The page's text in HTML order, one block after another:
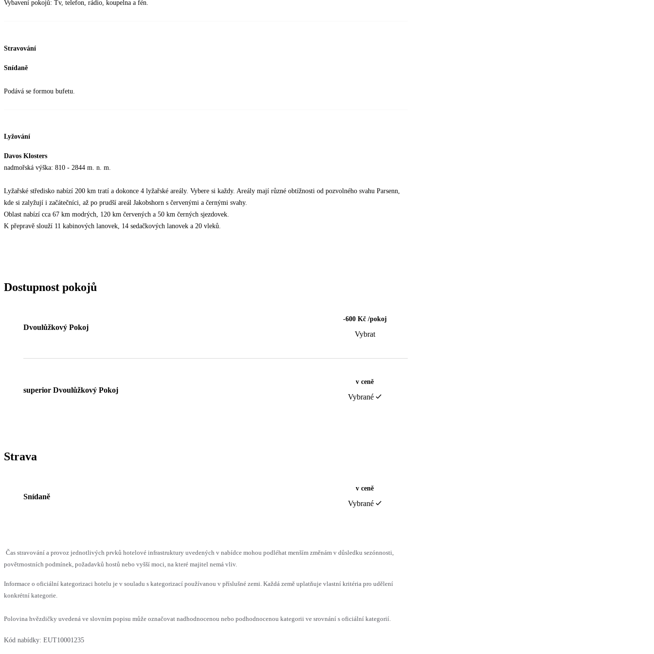
Vybavení pokojů: Tv, telefon, rádio, koupelna a fén.
Stravování
Snídaně
Podává se formou bufetu.
Lyžování
Davos Klosters
nadmořská výška: 810 - 2844 m. n. m.
Lyžařské středisko nabízí 200 km tratí a dokonce 4 lyžařské areály. Vybere si každy. Areály mají různé obtížnosti od pozvolného svahu Parsenn,
kde si zalyžují i začátečníci, až po prudší areál Jakobshorn s červenými a černými svahy.
Oblast nabízí cca 67 km modrých, 120 km červených a 50 km černých sjezdovek.
K přepravě slouží 11 kabinových lanovek, 14 sedačkových lanovek a 20 vleků.
Dostupnost pokojů
Dvoulůžkový Pokoj
-600 Kč /pokoj
Vybrat
superior Dvoulůžkový Pokoj
v ceně
Vybrané
Strava
Snídaně
v ceně
Vybrané
Čas stravování a provoz jednotlivých prvků hotelové infrastruktury uvedených v nabídce mohou podléhat menším změnám v důsledku sezónnosti,
povětrnostních podmínek, požadavků hostů nebo vyšší moci, na které majitel nemá vliv.
Informace o oficiální kategorizaci hotelu je v souladu s kategorizací používanou v příslušné zemi. Každá země uplatňuje vlastní kritéria pro udělení
konkrétní kategorie.
Polovina hvězdičky uvedená ve slovním popisu může označovat nadhodnocenou nebo podhodnocenou kategorii ve srovnání s oficiální kategorií.
Kód nabídky: EUT10001235